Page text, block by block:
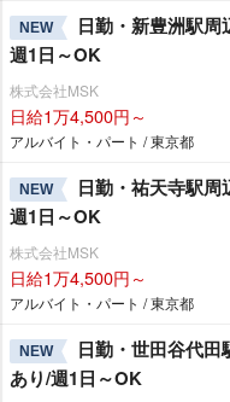
NEW
日勤・新豊洲駅
週1日～OK
株式会社MSK
日給1万4,500円～
アルバイト・パート / 東京都
NEW
日勤・祐天寺駅
週1日～OK
株式会社MSK
日給1万4,500円～
アルバイト・パート / 東京都
NEW
日勤・世田谷代
あり/週1日～OK